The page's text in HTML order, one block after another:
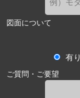
図面について
有り
ご質問・ご要望